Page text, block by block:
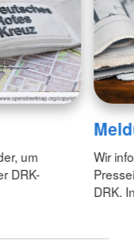
um
DRK-
Wir
DRK.